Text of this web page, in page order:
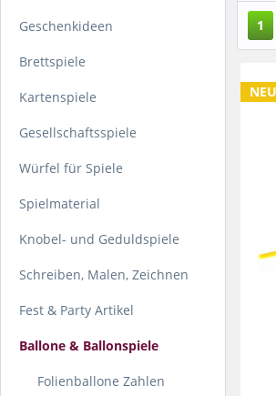
Geschenkideen
Brettspiele
Kartenspiele
Gesellschaftsspiele
Würfel für Spiele
Spielmaterial
Knobel- und Geduldspiele
Schreiben, Malen, Zeichnen
Fest & Party Artikel
Ballone & Ballonspiele
Folienballone Zahlen
1
NEU